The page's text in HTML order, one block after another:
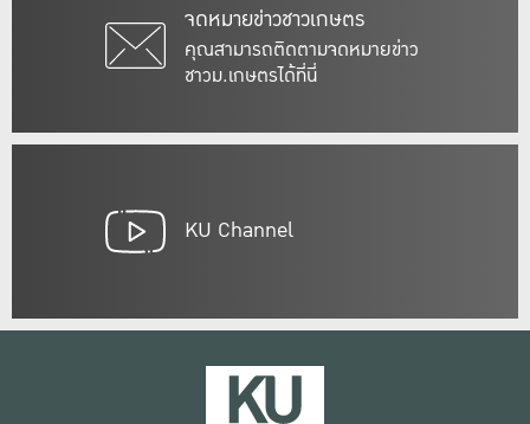
จดหมายข่าวชาวเกษตร
คุณสามารถติดตามจดหมายข่าว
ชาวม.เกษตรได้ที่นี่
KU Channel